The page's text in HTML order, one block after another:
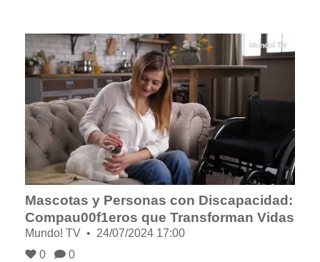
Mascotas y Personas con Discapacidad:
Compau00f1eros que Transforman Vidas
Mundo! TV
24/07/2024 17:00
0
0